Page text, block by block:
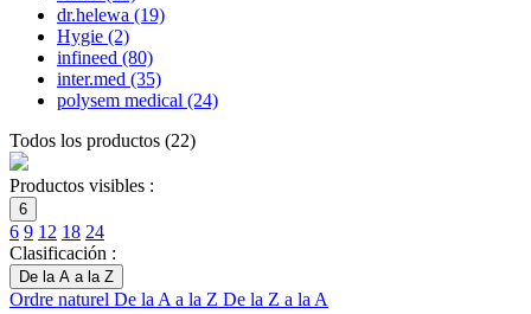
dr.helewa (19)
Hygie (2)
infineed (80)
inter.med (35)
polysem medical (24)
Todos los productos (22)
Productos visibles :
6
6 9 12 18 24
Clasificación :
De la A a la Z
Ordre naturel De la A a la Z De la Z a la A